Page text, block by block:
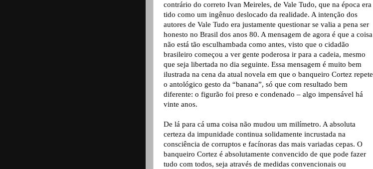
contrário do correto Ivan Meireles, de Vale Tudo, que na época era
tido como um ingênuo deslocado da realidade. A intenção dos
autores de Vale Tudo era justamente questionar se valia a pena ser
honesto no Brasil dos anos 80. A mensagem de agora é que a coisa
não está tão esculhambada como antes, visto que o cidadão
brasileiro começou a ver gente poderosa ir para a cadeia, mesmo
que seja libertada no dia seguinte. Essa mensagem é muito bem
ilustrada na cena da atual novela em que o banqueiro Cortez repete
o antológico gesto da “banana”, só que com resultado bem
diferente: o figurão foi preso e condenado – algo impensável há
vinte anos.
De lá para cá uma coisa não mudou um milímetro. A absoluta
certeza da impunidade continua solidamente incrustada na
consciência de corruptos e facínoras das mais variadas cepas. O
banqueiro Cortez é absolutamente convencido de que pode fazer
tudo com todos, seja através de medidas convencionais ou